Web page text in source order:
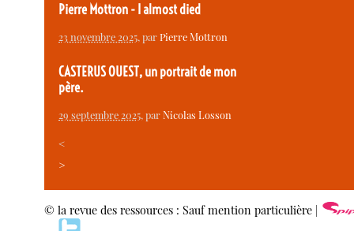
Pierre Mottron - I almost died
23 novembre 2025, parPierre Mottron
CASTERUS OUEST, un portrait de mon
père.
29 septembre 2025, parNicolas Losson
<
>
© la revue des ressources : Sauf mention particulière |